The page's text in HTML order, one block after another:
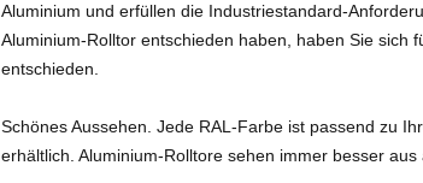
Aluminium und erfüllen die Industriestandard-
Aluminium-Rolltor entschieden haben, haben Sie sich
entschieden.
Schönes Aussehen. Jede RAL-Farbe ist passend zu
erhältlich. Aluminium-Rolltore sehen immer besser aus